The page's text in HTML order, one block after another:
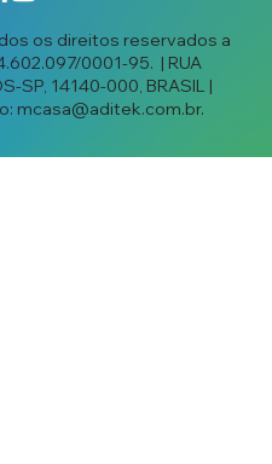
os direitos reservados a
0001-95. | RUA
SP, 14140-000, BRASIL |
mcasa@aditek.com.br.